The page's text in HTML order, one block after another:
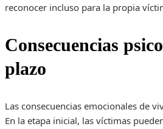
reconocer incluso para la propia
Consecuencias
plazo
Las consecuencias emocionales de
En la etapa inicial, las víctimas